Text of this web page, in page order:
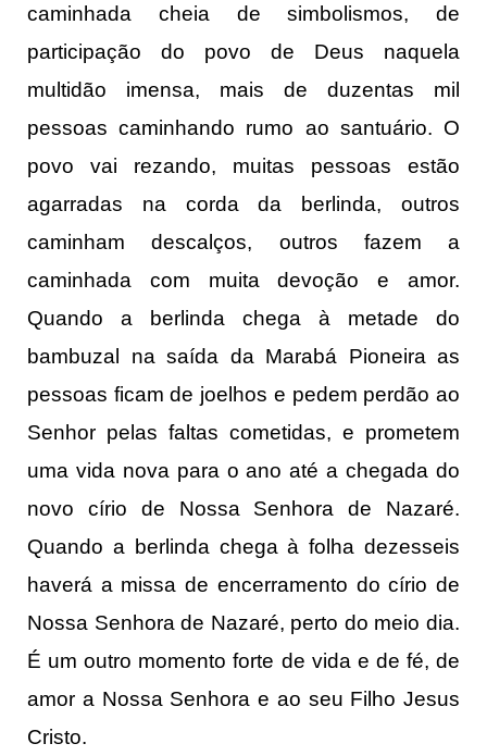
caminhada cheia de simbolismos, de
participação do povo de Deus naquela
multidão imensa, mais de duzentas mil
pessoas caminhando rumo ao santuário. O
povo vai rezando, muitas pessoas estão
agarradas na corda da berlinda, outros
caminham descalços, outros fazem a
caminhada com muita devoção e amor.
Quando a berlinda chega à metade do
bambuzal na saída da Marabá Pioneira as
pessoas ficam de joelhos e pedem perdão ao
Senhor pelas faltas cometidas, e prometem
uma vida nova para o ano até a chegada do
novo círio de Nossa Senhora de Nazaré.
Quando a berlinda chega à folha dezesseis
haverá a missa de encerramento do círio de
Nossa Senhora de Nazaré, perto do meio dia.
É um outro momento forte de vida e de fé, de
amor a Nossa Senhora e ao seu Filho Jesus
Cristo.